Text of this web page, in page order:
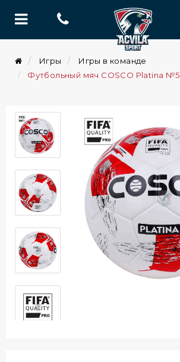
Игры
Игры в команде
Футбольный мяч COSCO Platina №5